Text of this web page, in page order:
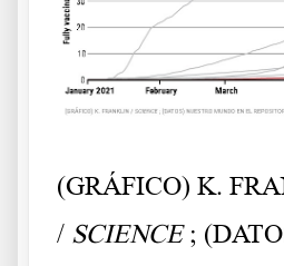
(GRÁFICO) K.
/ SCIENCE;